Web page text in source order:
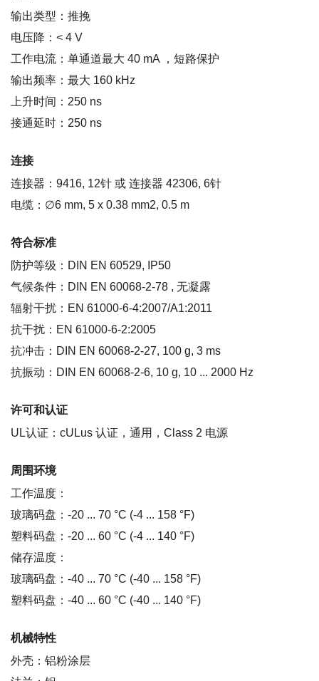
输出类型：推挽
电压降：< 4 V
工作电流：单通道最大 40 mA ，短路保护
输出频率：最大 160 kHz
上升时间：250 ns
接通延时：250 ns
连接
连接器：9416, 12针 或 连接器 42306, 6针
电缆：∅6 mm, 5 x 0.38 mm2, 0.5 m
符合标准
防护等级：DIN EN 60529, IP50
气候条件：DIN EN 60068-2-78 , 无凝露
辐射干扰：EN 61000-6-4:2007/A1:2011
抗干扰：EN 61000-6-2:2005
抗冲击：DIN EN 60068-2-27, 100 g, 3 ms
抗振动：DIN EN 60068-2-6, 10 g, 10 ... 2000 Hz
许可和认证
UL认证：cULus 认证，通用，Class 2 电源
周围环境
工作温度：
玻璃码盘：-20 ... 70 °C (-4 ... 158 °F)
塑料码盘：-20 ... 60 °C (-4 ... 140 °F)
储存温度：
玻璃码盘：-40 ... 70 °C (-40 ... 158 °F)
塑料码盘：-40 ... 60 °C (-40 ... 140 °F)
机械特性
外壳：铝粉涂层